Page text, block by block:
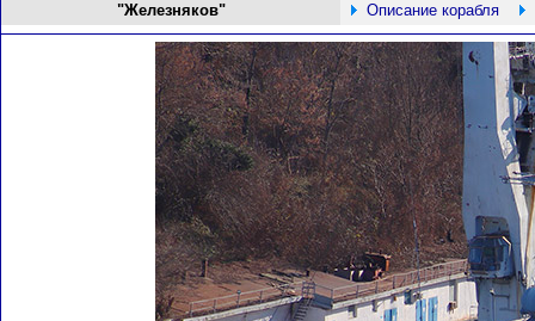
"Железняков" Описание корабля